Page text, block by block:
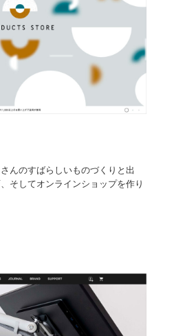
んのすばらしいものづくりと出
そしてオンラインショップを作り